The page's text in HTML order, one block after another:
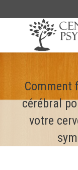
Comment
cérébral
votre